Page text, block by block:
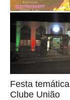
Festa
Clube União